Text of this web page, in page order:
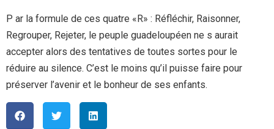
P ar la formule de ces quatre «R» : Réfléchir, Raisonner,
Regrouper, Rejeter, le peuple guadeloupéen ne s aurait
accepter alors des tentatives de toutes sortes pour le
réduire au silence. C’est le moins qu’il puisse faire pour
préserver l’avenir et le bonheur de ses enfants.